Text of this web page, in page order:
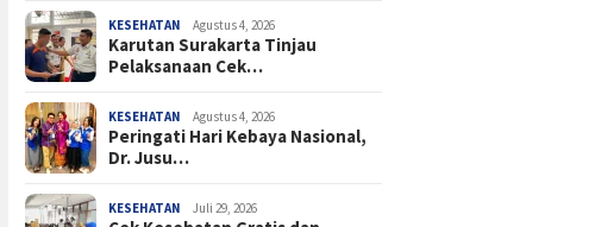
KESEHATAN Agustus 4, 2026
Karutan Surakarta Tinjau
Pelaksanaan Cek…
KESEHATAN Agustus 4, 2026
Peringati Hari Kebaya Nasional,
Dr. Jusu…
KESEHATAN Juli 29, 2026